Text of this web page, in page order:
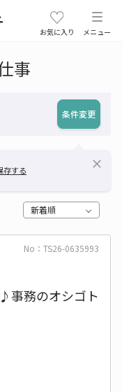
お気に入り メニュー
事
条件変更
存する close
新着順
No：TS26-0635993
事務のオシゴト